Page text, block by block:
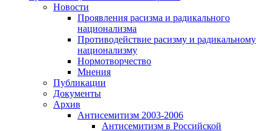
Новости
Проявления расизма и радикального
национализма
Противодействие расизму и радикальному
национализму
Нормотворчество
Мнения
Публикации
Документы
Архив
Антисемитизм 2003-2006
Антисемитизм в Российской